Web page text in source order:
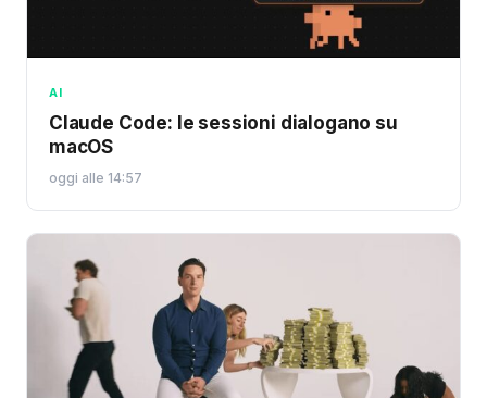
AI
Claude Code: le sessioni dialogano su
macOS
oggi alle 14:57